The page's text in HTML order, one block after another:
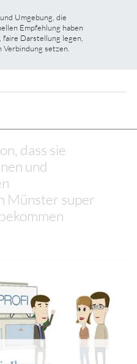
Umgebung, die
Empfehlung haben
Darstellung legen,
Verbindung setzen.
dass sie
und
Münster super